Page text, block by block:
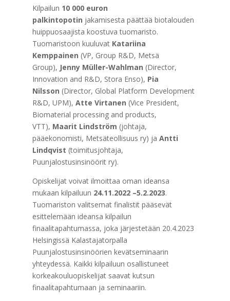
Kilpailun 10 000 euron
palkintopotin jakamisesta päättää biotalouden
huippuosaajista koostuva tuomaristo.
Tuomaristoon kuuluvat Katariina
Kemppainen (VP, Group R&D, Metsä
Group), Jenny Müller-Wahlman (Director,
Innovation and R&D, Stora Enso), Pia
Nilsson (Director, Global Platform Development
R&D, UPM), Atte Virtanen (Vice President,
Biomaterial processing and products,
VTT), Maarit Lindström (johtaja,
pääekonomisti, Metsäteollisuus ry) ja Antti
Lindqvist (toimitusjohtaja,
Puunjalostusinsinöörit ry).
Opiskelijat voivat ilmoittaa oman ideansa
mukaan kilpailuun 24.11.2022 –5.2.2023.
Tuomariston valitsemat finalistit pääsevät
esittelemään ideansa kilpailun
finaalitapahtumassa, joka järjestetään 20.4.2023
Helsingissä Kalastajatorpalla
Puunjalostusinsinöörien kevätseminaarin
yhteydessä. Kaikki kilpailuun osallistuneet
korkeakouluopiskelijat saavat kutsun
finaalitapahtumaan ja seminaariin.